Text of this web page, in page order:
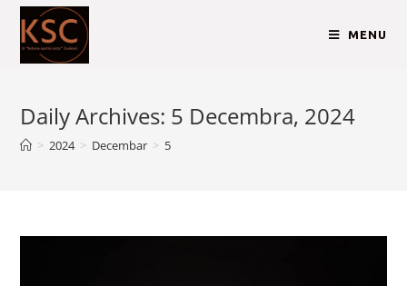
MENU
Daily Archives: 5 Decembra, 2024
> 2024 > Decembar > 5